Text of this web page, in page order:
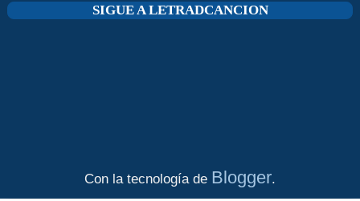
SIGUE A LETRADCANCION
Con la tecnología de Blogger.